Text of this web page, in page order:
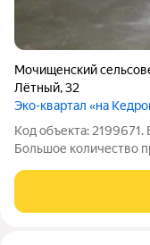
Мочищенский
Лётный,32
Эко-квартал «на
Код объекта: 2199671.
Большое количество
Коммерческие
фонтаном Места для